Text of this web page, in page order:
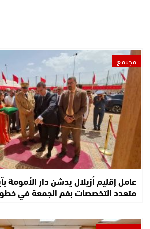
مجتمع
عامل إقليم أزيلال يدشن دار الأمومة
متعدد التخصصات بفم الجمعة في